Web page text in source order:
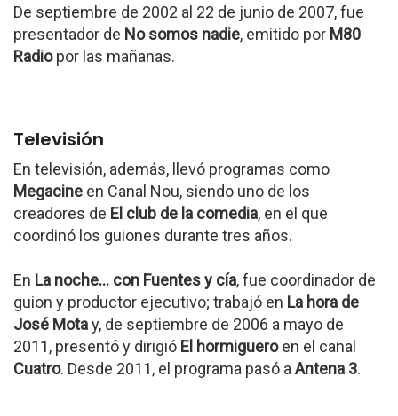
De septiembre de 2002 al 22 de junio de 2007, fue
presentador de No somos nadie, emitido por M80
Radiopor las mañanas.
Televisión
En televisión, además, llevó programas como
Megacine en Canal Nou, siendo uno de los
creadores de El club de la comedia, en el que
coordinó los guiones durante tres años.
En La noche... con Fuentes y cía, fue coordinador de
guion y productor ejecutivo; trabajó en La hora de
José Motay, de septiembre de 2006 a mayo de
2011, presentó y dirigió El hormigueroen el canal
Cuatro. Desde 2011, el programa pasó a Antena 3.